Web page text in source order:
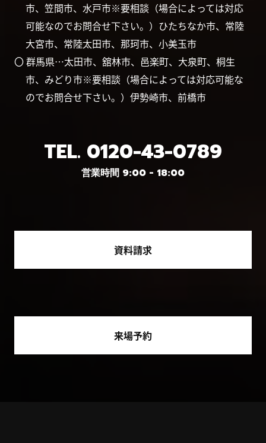
市、笠間市、水戸市※要相談（場合によっては対応
可能なのでお問合せ下さい。）ひたちなか市、常陸
大宮市、常陸太田市、那珂市、小美玉市
〇 群馬県…太田市、舘林市、邑楽町、大泉町、桐生
市、みどり市※要相談（場合によっては対応可能な
のでお問合せ下さい。）伊勢崎市、前橋市
TEL. 0120-43-0789
営業時間 9:00 - 18:00
資料請求
来場予約